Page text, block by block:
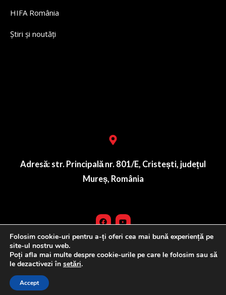
HIFA România
Știri și noutăți
Adresă: str. Principală nr. 801/E, Cristești, județul
Mureș, România
© 2024 FomCo Group • Toate drepturile rezervate
Folosim cookie-uri pentru a-ți oferi cea mai bună experiență pe
site-ul nostru web.
Poți afla mai multe despre cookie-urile pe care le folosim sau să
le dezactivezi în setări.
Accept